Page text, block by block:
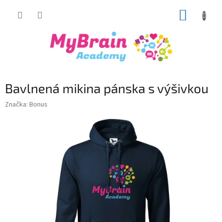
Bavlnená mikina pánska s výšivkou
Značka: Bonus